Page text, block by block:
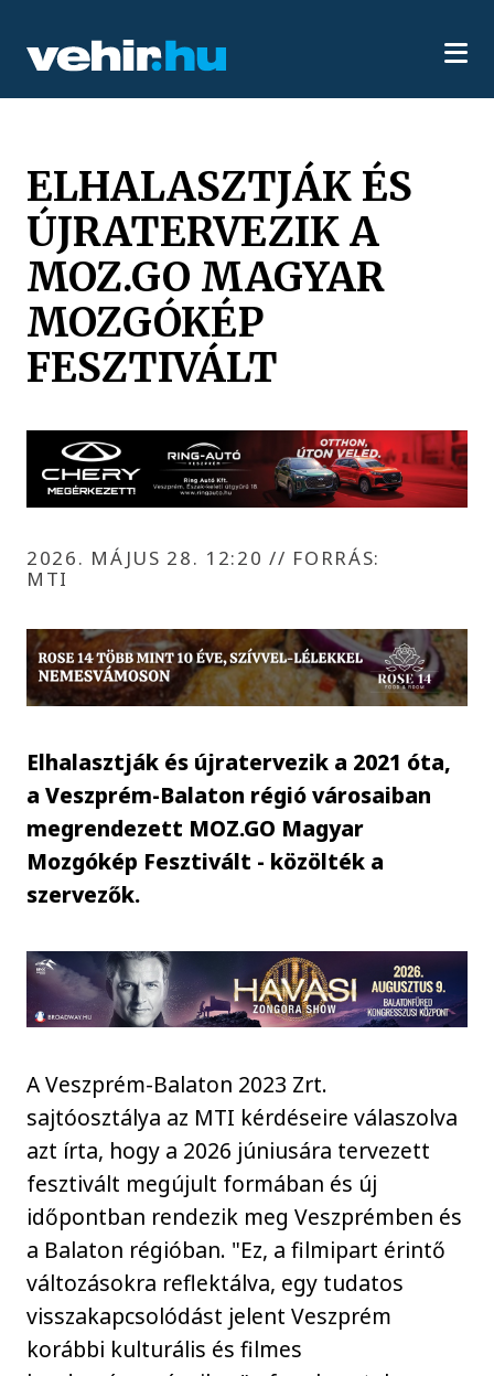
ELHALASZTJÁK ÉS
ÚJRATERVEZIK A
MOZ.GO MAGYAR
MOZGÓKÉP
FESZTIVÁLT
2026. MÁJUS 28. 12:20// FORRÁS:
MTI
Elhalasztják és újratervezik a 2021 óta,
a Veszprém-Balaton régió városaiban
megrendezett MOZ.GO Magyar
Mozgókép Fesztivált - közölték a
szervezők.
A Veszprém-Balaton 2023 Zrt.
sajtóosztálya az MTI kérdéseire válaszolva
azt írta, hogy a 2026 júniusára tervezett
fesztivált megújult formában és új
időpontban rendezik meg Veszprémben és
a Balaton régióban. "Ez, a filmipart érintő
változásokra reflektálva, egy tudatos
visszakapcsolódást jelent Veszprém
korábbi kulturális és filmes